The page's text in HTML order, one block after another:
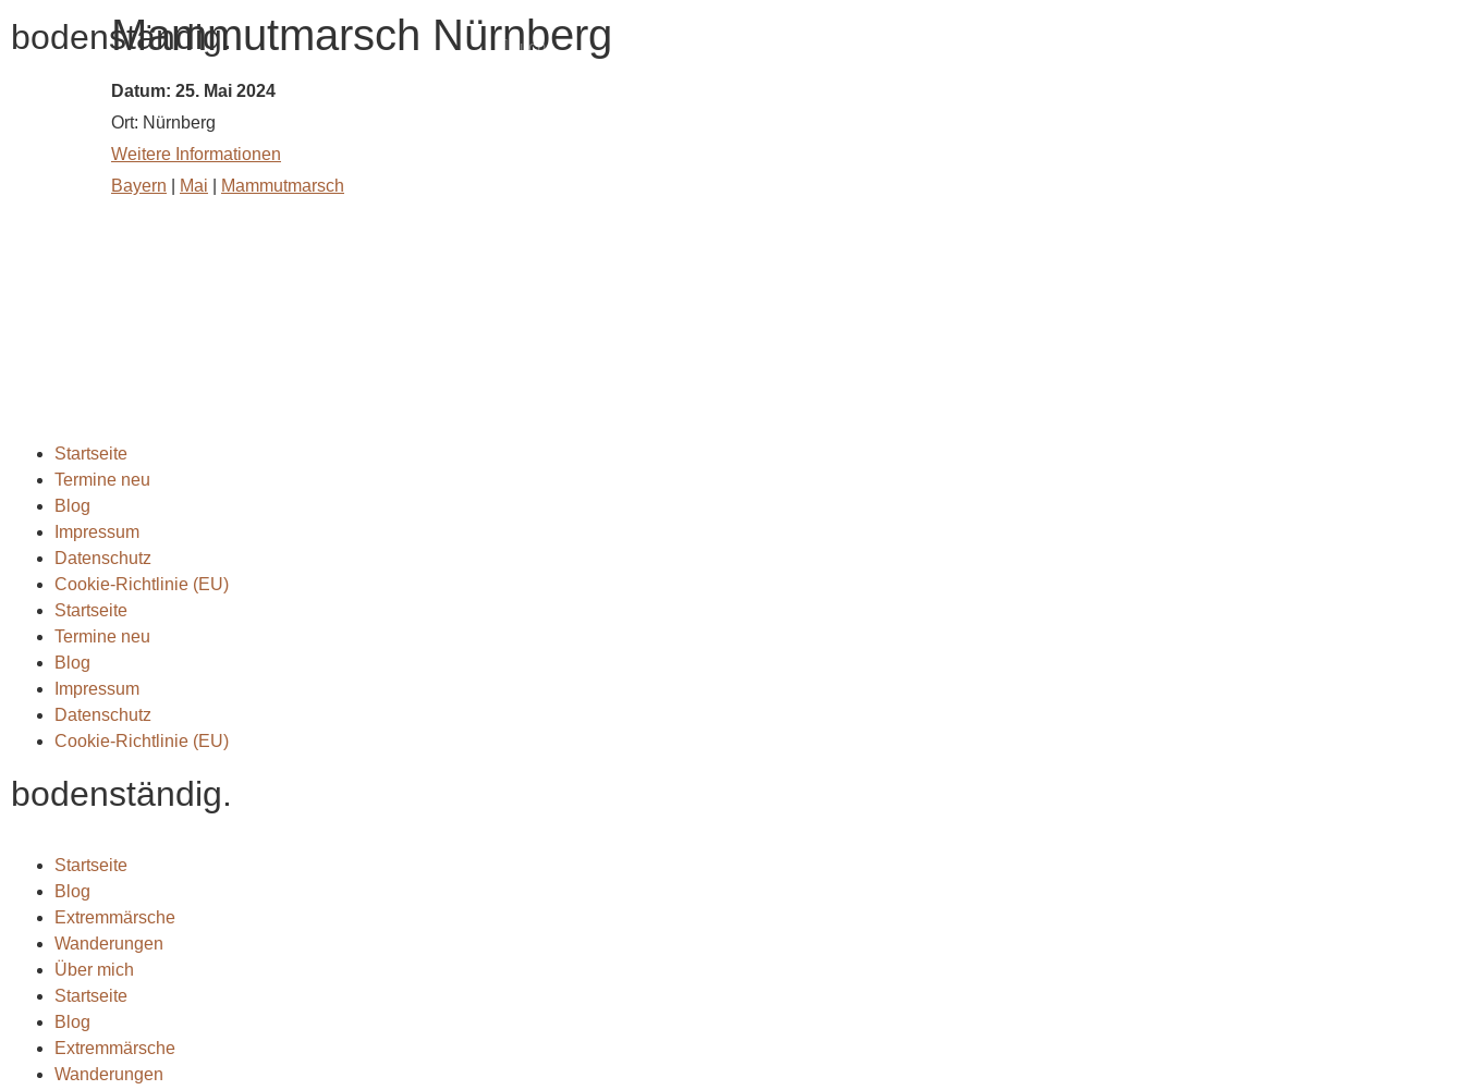
bodenständig.
Mammutmarsch Nürnberg
Datum: 25. Mai 2024
Ort: Nürnberg
Weitere Informationen
Bayern
Mai Mammutmarsch
Startseite
Termine neu
Blog
Impressum
Datenschutz
Cookie-Richtlinie (EU)
Startseite
Termine neu
Blog
Impressum
Datenschutz
Cookie-Richtlinie (EU)
bodenständig.
Startseite
Blog
Extremmärsche
Wanderungen
Über mich
Startseite
Blog
Extremmärsche
Wanderungen